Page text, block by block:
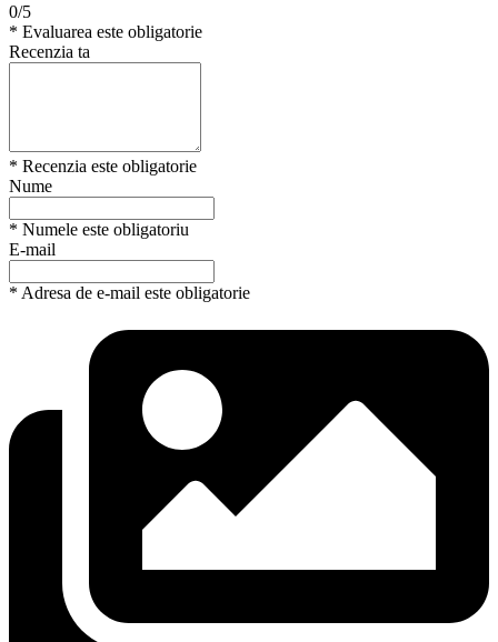
0/5
* Evaluarea este obligatorie
Recenzia ta
* Recenzia este obligatorie
Nume
* Numele este obligatoriu
E-mail
* Adresa de e-mail este obligatorie